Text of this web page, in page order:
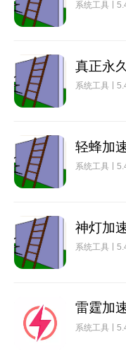
系统工具
真正永
系统工具
轻蜂加
系统工具
神灯加
系统工具
雷霆加
系统工具